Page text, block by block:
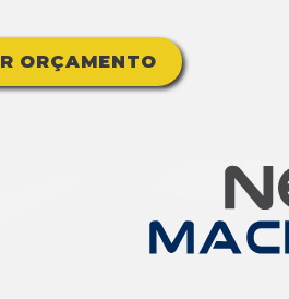
ORÇAMENTO